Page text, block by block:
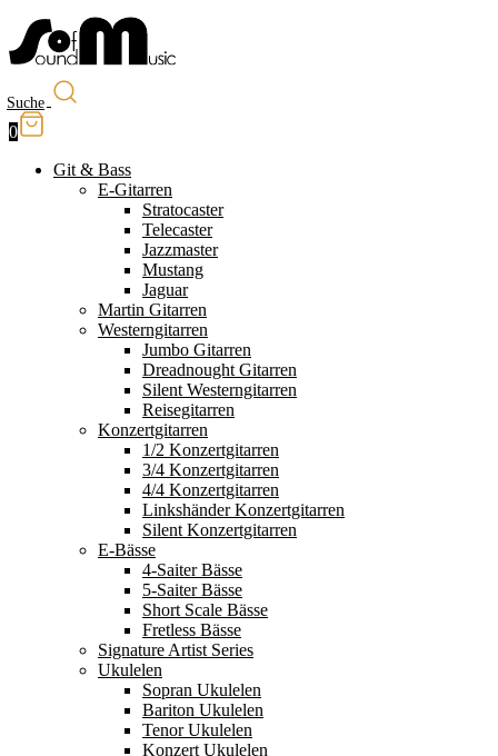
Suche
0
Git & Bass
E-Gitarren
Stratocaster
Telecaster
Jazzmaster
Mustang
Jaguar
Martin Gitarren
Westerngitarren
Jumbo Gitarren
Dreadnought Gitarren
Silent Westerngitarren
Reisegitarren
Konzertgitarren
1/2 Konzertgitarren
3/4 Konzertgitarren
4/4 Konzertgitarren
Linkshänder Konzertgitarren
Silent Konzertgitarren
E-Bässe
4-Saiter Bässe
5-Saiter Bässe
Short Scale Bässe
Fretless Bässe
Signature Artist Series
Ukulelen
Sopran Ukulelen
Bariton Ukulelen
Tenor Ukulelen
Konzert Ukulelen